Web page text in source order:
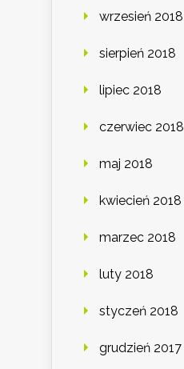
wrzesień 2018
sierpień 2018
lipiec 2018
czerwiec 2018
maj 2018
kwiecień 2018
marzec 2018
luty 2018
styczeń 2018
grudzień 2017